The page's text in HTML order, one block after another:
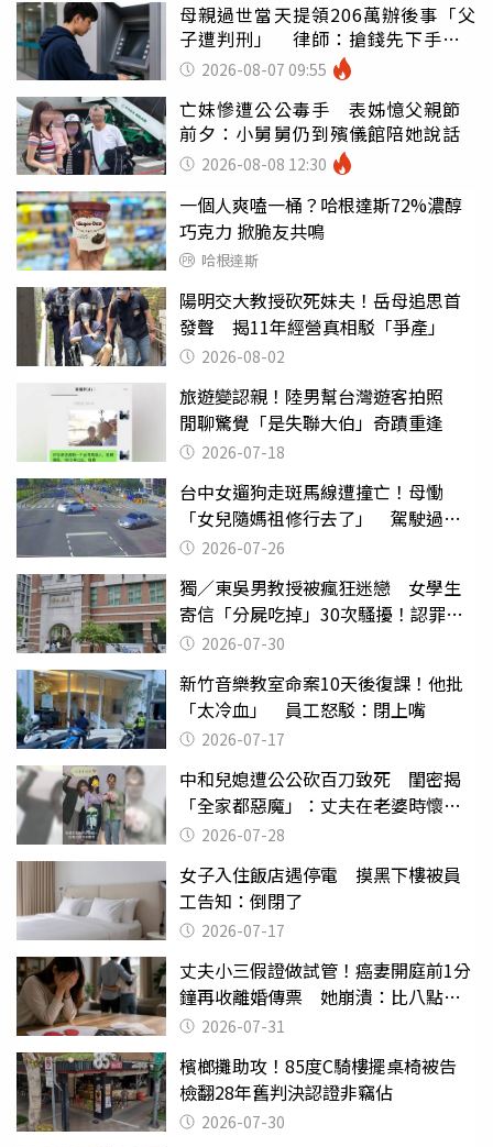
母親過世當天提領206萬辦後事「父
子遭判刑」 律師：搶錢先下手是
罪 2026-08-07 09:55
亡妹慘遭公公毒手 表姊憶父親節
前夕：小舅舅仍到殯儀館陪她說話
2026-08-08 12:30
一個人爽嗑一桶？哈根達斯72%濃醇
巧克力 掀脆友共鳴
哈根達斯
陽明交大教授砍死妹夫！岳母追思首
發聲 揭11年經營真相駁「爭產」
2026-08-02
旅遊變認親！陸男幫台灣遊客拍照
閒聊驚覺「是失聯大伯」奇蹟重逢
2026-07-18
台中女遛狗走斑馬線遭撞亡！母慟
「女兒隨媽祖修行去了」 駕駛過失
致死判9月
2026-07-26
獨／東吳男教授被瘋狂迷戀 女學生
寄信「分屍吃掉」30次騷擾！認罪免
關 2026-07-30
新竹音樂教室命案10天後復課！他批
「太冷血」 員工怒駁：閉上嘴
2026-07-17
中和兒媳遭公公砍百刀致死 閨密揭
「全家都惡魔」：丈夫在老婆時懷孕
摔東西
2026-07-28
女子入住飯店遇停電 摸黑下樓被員
工告知：倒閉了
2026-07-17
丈夫小三假證做試管！癌妻開庭前1分
鐘再收離婚傳票 她崩潰：比八點檔
還扯2026-07-31
檳榔攤助攻！85度C騎樓擺桌椅被告
檢翻28年舊判決認證非竊佔
2026-07-30